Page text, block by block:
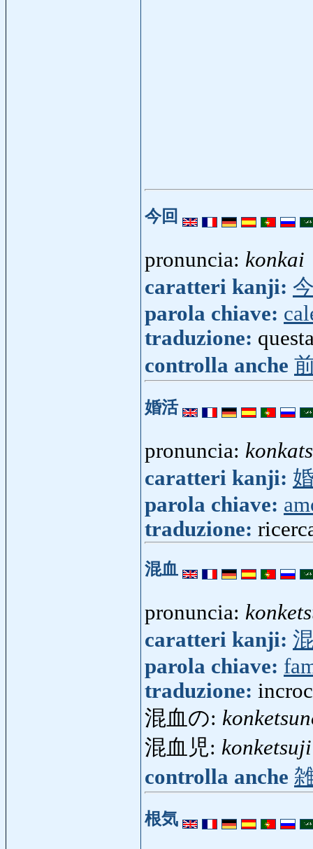
今回
pronuncia: konkai
caratteri kanji:
parola chiave:
traduzione:
controlla anche
婚活
pronuncia:
caratteri kanji:
parola chiave:
traduzione:
混血
pronuncia:
caratteri kanji:
parola chiave:
traduzione:
混血の:
混血児: konketsuji
controlla anche
根気